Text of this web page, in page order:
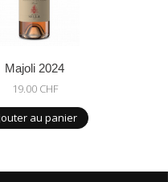
Majoli 2024
19.00 CHF
au panier